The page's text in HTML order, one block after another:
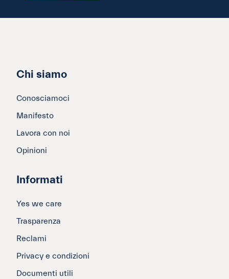
Chi siamo
Conosciamoci
Manifesto
Lavora con noi
Opinioni
Informati
Yes we care
Trasparenza
Reclami
Privacy e condizioni
Documenti utili